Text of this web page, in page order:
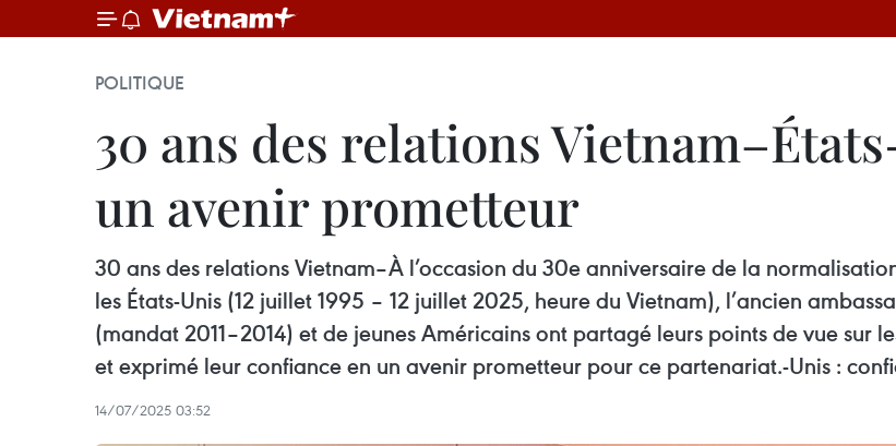
POLITIQUE
30 ans des relations
un avenir prometteur
30 ans des relations Vietnam–À l’occasion du 30e anniversaire de la
les États-Unis (12 juillet 1995 – 12 juillet 2025, heure du Vietnam), l’ancien
(mandat 2011–2014) et de jeunes Américains ont partagé leurs points de vue sur
et exprimé leur confiance en un avenir prometteur pour ce partenariat.-Unis :
14/07/2025 03:52